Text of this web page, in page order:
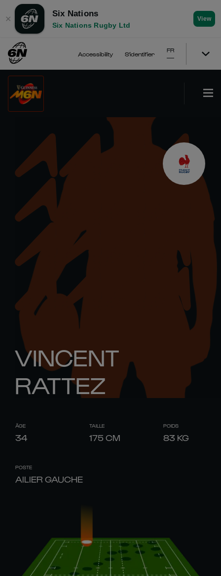
✕
Six Nations
Six Nations Rugby Ltd
View
Accessibility S'identifier
FR
VINCENT
RATTEZ
ÂGE
34
TAILLE
175 CM
POIDS
83 KG
POSTE
AILIER GAUCHE